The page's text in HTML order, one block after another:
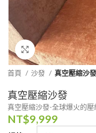
Click to enlarge
首頁 沙發 真空壓縮沙發
真空壓縮沙發
真空壓縮沙發-全球爆火的
NT$9,999